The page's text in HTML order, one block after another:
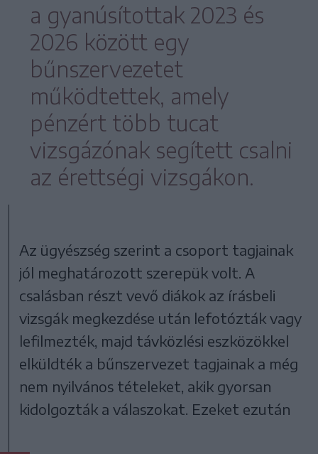
a gyanúsítottak 2023 és
2026 között egy
bűnszervezetet
működtettek, amely
pénzért több tucat
vizsgázónak segített csalni
az érettségi vizsgákon.
Az ügyészség szerint a csoport tagjainak
jól meghatározott szerepük volt. A
csalásban részt vevő diákok az írásbeli
vizsgák megkezdése után lefotózták vagy
lefilmezték, majd távközlési eszközökkel
elküldték a bűnszervezet tagjainak a még
nem nyilvános tételeket, akik gyorsan
kidolgozták a válaszokat. Ezeket ezután